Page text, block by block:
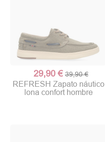
29,90 € 39,90 €
REFRESH Zapato náutico
lona confort hombre